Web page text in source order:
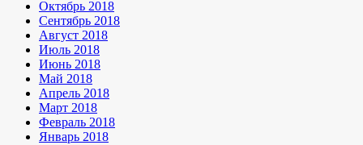
Октябрь 2018
Сентябрь 2018
Август 2018
Июль 2018
Июнь 2018
Май 2018
Апрель 2018
Март 2018
Февраль 2018
Январь 2018